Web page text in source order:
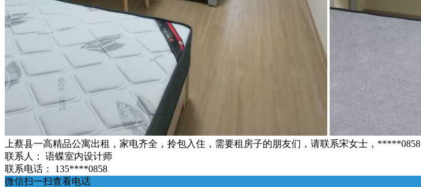
上蔡县一高精品公寓出租，家电齐全，拎包入住，需要租房子的朋友们，请联系宋女士，*****0858
联系人：
语蝶室内设计师
联系电话：
135****0858
微信扫一扫查看电话